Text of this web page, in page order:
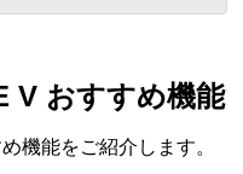
V おすすめ機能
機能をご紹介します。